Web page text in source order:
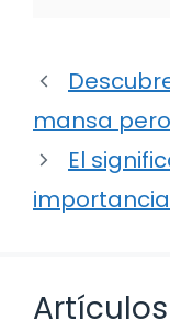
mansa
El
Artículos